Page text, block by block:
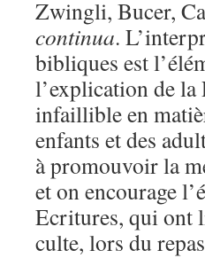
Zwingli, Bucer,
continua.
bibliques est
l’explication de la
infaillible en
enfants et des
à promouvoir la
et on encourage
Ecritures, qui ont
culte, lors du